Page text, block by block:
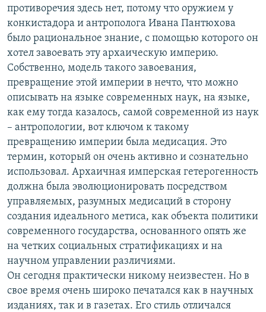
противоречия здесь нет, потому что оружием у
конкистадора и антрополога Ивана Пантюхова
было рациональное знание, с помощью которого он
хотел завоевать эту архаическую империю.
Собственно, модель такого завоевания,
превращение этой империи в нечто, что можно
описывать на языке современных наук, на языке,
как ему тогда казалось, самой современной из наук
– антропологии, вот ключом к такому
превращению империи была медисация. Это
термин, который он очень активно и сознательно
использовал. Архаичная имперская гетерогенность
должна была эволюционировать посредством
управляемых, разумных медисаций в сторону
создания идеального метиса, как объекта политики
современного государства, основанного опять же
на четких социальных стратификациях и на
научном управлении различиями.
Он сегодня практически никому неизвестен. Но в
свое время очень широко печатался как в научных
изданиях, так и в газетах. Его стиль отличался